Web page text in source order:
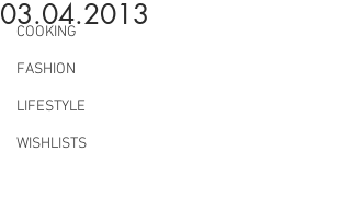
COOKING
FASHION
LIFESTYLE
WISHLISTS
03.04.2013